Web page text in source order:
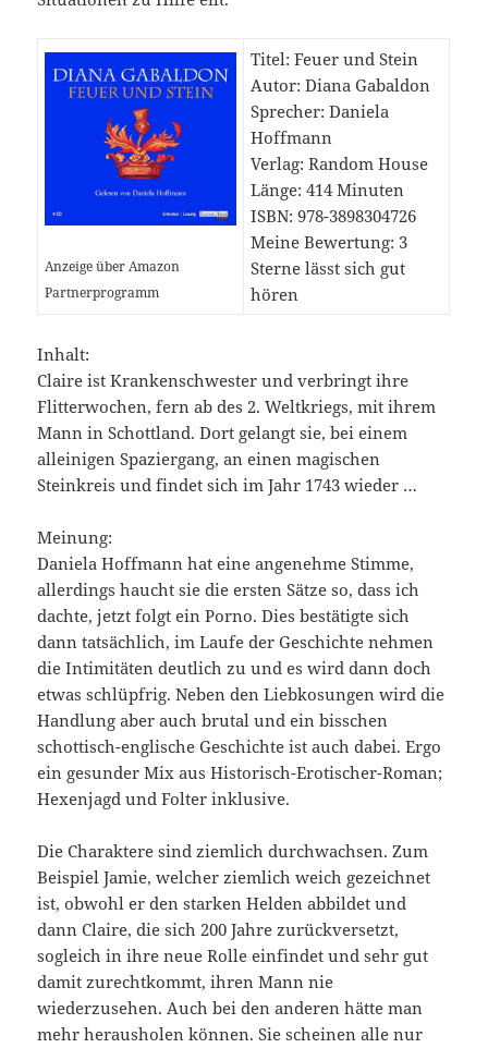
Anzeige über Amazon
Partnerprogramm
Titel: Feuer und Stein
Autor: Diana Gabaldon
Sprecher: Daniela
Hoffmann
Verlag: Random House
Länge: 414 Minuten
ISBN: 978-3898304726
Meine Bewertung: 3
Sterne lässt sich gut
hören
Inhalt:
Claire ist Krankenschwester und verbringt ihre
Flitterwochen, fern ab des 2. Weltkriegs, mit ihrem
Mann in Schottland. Dort gelangt sie, bei einem
alleinigen Spaziergang, an einen magischen
Steinkreis und findet sich im Jahr 1743 wieder …
Meinung:
Daniela Hoffmann hat eine angenehme Stimme,
allerdings haucht sie die ersten Sätze so, dass ich
dachte, jetzt folgt ein Porno. Dies bestätigte sich
dann tatsächlich, im Laufe der Geschichte nehmen
die Intimitäten deutlich zu und es wird dann doch
etwas schlüpfrig. Neben den Liebkosungen wird die
Handlung aber auch brutal und ein bisschen
schottisch-englische Geschichte ist auch dabei. Ergo
ein gesunder Mix aus Historisch-Erotischer-Roman;
Hexenjagd und Folter inklusive.
Die Charaktere sind ziemlich durchwachsen. Zum
Beispiel Jamie, welcher ziemlich weich gezeichnet
ist, obwohl er den starken Helden abbildet und
dann Claire, die sich 200 Jahre zurückversetzt,
sogleich in ihre neue Rolle einfindet und sehr gut
damit zurechtkommt, ihren Mann nie
wiederzusehen. Auch bei den anderen hätte man
mehr herausholen können. Sie scheinen alle nur